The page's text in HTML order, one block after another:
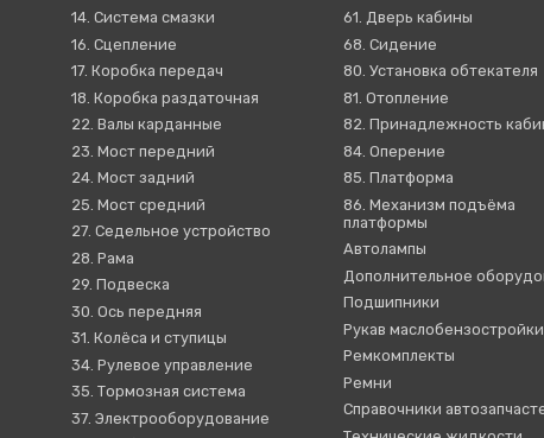
14. Система смазки
16. Сцепление
17. Коробка передач
18. Коробка раздаточная
22. Валы карданные
23. Мост передний
24. Мост задний
25. Мост средний
27. Седельное устройство
28. Рама
29. Подвеска
30. Ось передняя
31. Колёса и ступицы
34. Рулевое управление
35. Тормозная система
37. Электрооборудование
61. Дверь кабины
68. Сидение
80. Установка обтекателя
81. Отопление
82. Принадлежность
84. Оперение
85. Платформа
86. Механизм подъёма
платформы
Автолампы
Дополнительное
Подшипники
Рукав
Ремкомплекты
Ремни
Справочники